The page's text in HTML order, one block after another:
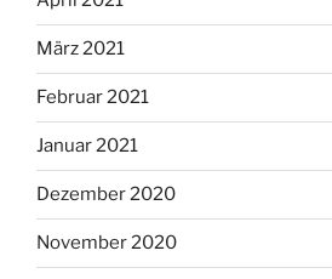
März 2021
Februar 2021
Januar 2021
Dezember 2020
November 2020